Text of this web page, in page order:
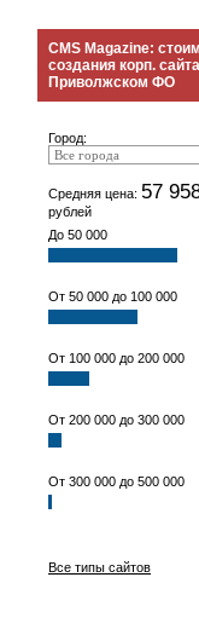
CMS Magazine:
создания корп.
Приволжском ФО
Город:
Средняя цена: 57
рублей
До 50 000
От 50 000 до 100 000
От 100 000 до 200 000
От 200 000 до 300 000
От 300 000 до 500 000
Все типы сайтов